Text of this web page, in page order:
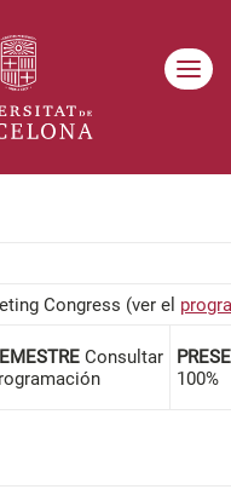
Congress (ver el
Consultar
100%